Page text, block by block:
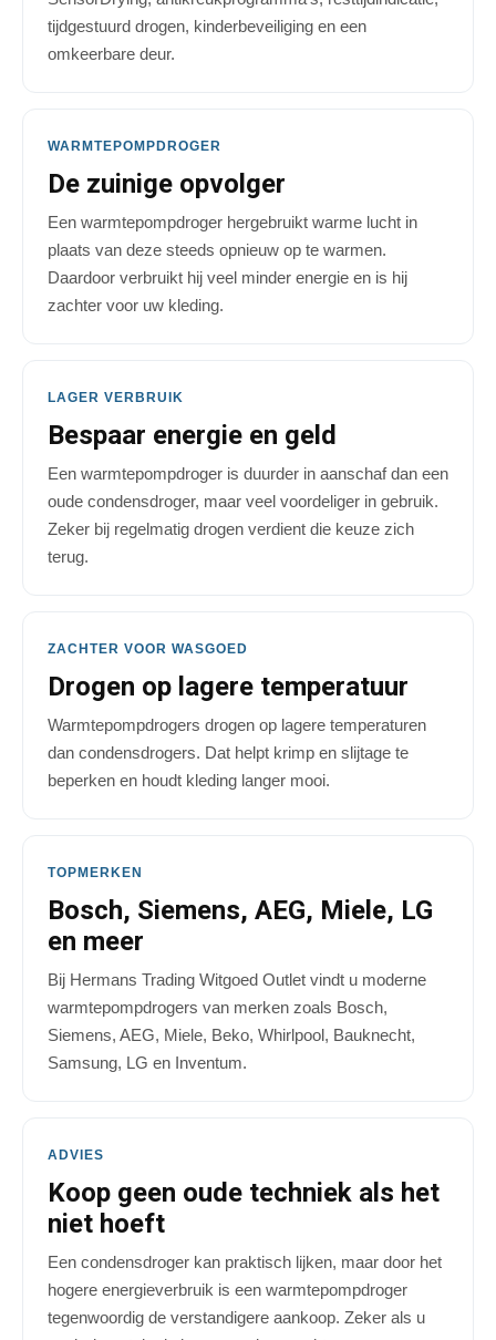
tijdgestuurd drogen, kinderbeveiliging en een
omkeerbare deur.
WARMTEPOMPDROGER
De zuinige opvolger
Een warmtepompdroger hergebruikt warme lucht in
plaats van deze steeds opnieuw op te warmen.
Daardoor verbruikt hij veel minder energie en is hij
zachter voor uw kleding.
LAGER VERBRUIK
Bespaar energie en geld
Een warmtepompdroger is duurder in aanschaf dan een
oude condensdroger, maar veel voordeliger in gebruik.
Zeker bij regelmatig drogen verdient die keuze zich
terug.
ZACHTER VOOR WASGOED
Drogen op lagere temperatuur
Warmtepompdrogers drogen op lagere temperaturen
dan condensdrogers. Dat helpt krimp en slijtage te
beperken en houdt kleding langer mooi.
TOPMERKEN
Bosch, Siemens, AEG, Miele, LG
en meer
Bij Hermans Trading Witgoed Outlet vindt u moderne
warmtepompdrogers van merken zoals Bosch,
Siemens, AEG, Miele, Beko, Whirlpool, Bauknecht,
Samsung, LG en Inventum.
ADVIES
Koop geen oude techniek als het
niet hoeft
Een condensdroger kan praktisch lijken, maar door het
hogere energieverbruik is een warmtepompdroger
tegenwoordig de verstandigere aankoop. Zeker als u